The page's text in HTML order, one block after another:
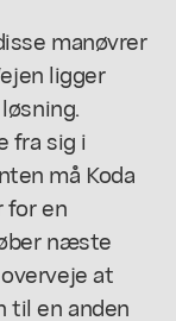
manøvrer
ligger
fra sig i
må Koda
for en
næste
at
til en anden